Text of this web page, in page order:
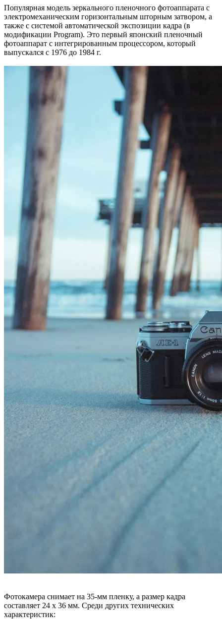
Популярная модель зеркального пленочного фотоаппарата с
электромеханическим горизонтальным шторным затвором, а
также с системой автоматической экспозиции кадра (в
модификации Program). Это первый японский пленочный
фотоаппарат с интегрированным процессором, который
выпускался с 1976 до 1984 г.
Фотокамера снимает на 35-мм пленку, а размер кадра
составляет 24 х 36 мм. Среди других технических
характеристик: